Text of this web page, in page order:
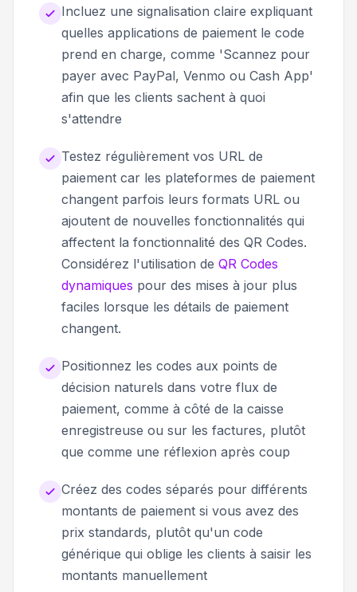
Incluez une signalisation claire expliquant
quelles applications de paiement le code
prend en charge, comme 'Scannez pour
payer avec PayPal, Venmo ou Cash App'
afin que les clients sachent à quoi
s'attendre
Testez régulièrement vos URL de
paiement car les plateformes de paiement
changent parfois leurs formats URL ou
ajoutent de nouvelles fonctionnalités qui
affectent la fonctionnalité des QR Codes.
Considérez l'utilisation de QR Codes
dynamiques pour des mises à jour plus
faciles lorsque les détails de paiement
changent.
Positionnez les codes aux points de
décision naturels dans votre flux de
paiement, comme à côté de la caisse
enregistreuse ou sur les factures, plutôt
que comme une réflexion après coup
Créez des codes séparés pour différents
montants de paiement si vous avez des
prix standards, plutôt qu'un code
générique qui oblige les clients à saisir les
montants manuellement